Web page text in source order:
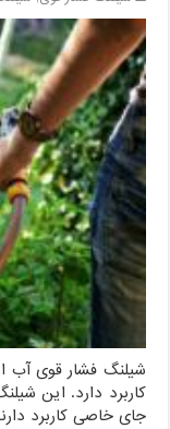
شیلنگ فشار قوی آب
کاربرد دارد. این
جای خاصی کاربرد